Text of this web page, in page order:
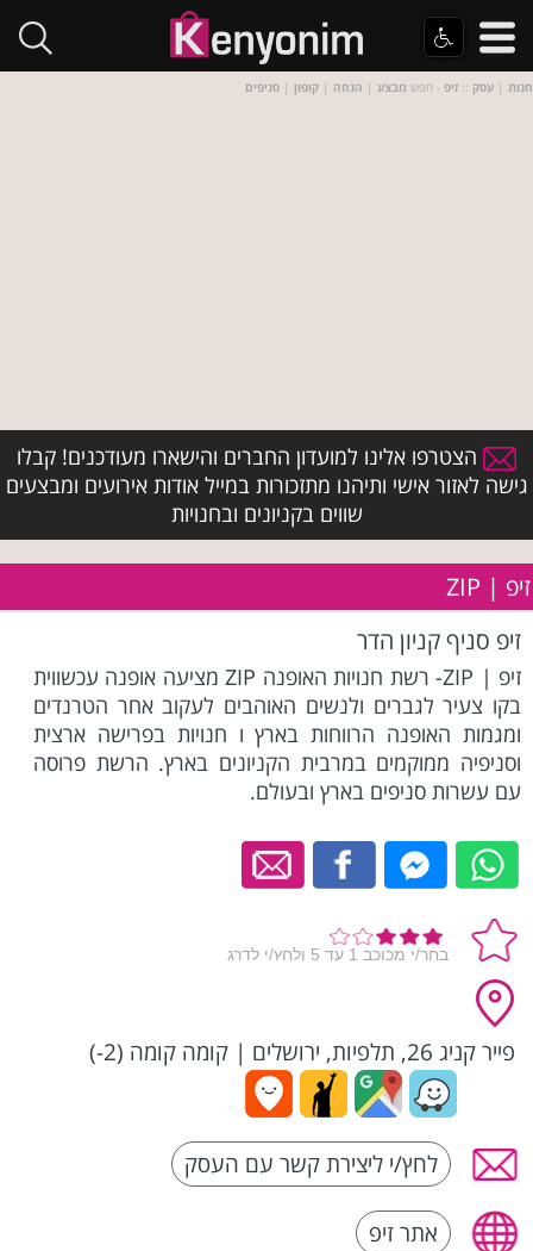
חנות | עסק :: זיפ - חפש מבצע | הנחה | קופון | סניפים
הצטרפו אלינו למועדון החברים והישארו מעודכנים! קבלו
גישה לאזור אישי ותיהנו מתזכורות במייל אודות אירועים ומבצעים
שווים בקניונים ובחנויות
זיפ | ZIP
זיפ סניף קניון הדר
זיפ | ZIP- רשת חנויות האופנה ZIP מציעה אופנה עכשווית
בקו צעיר לגברים ולנשים האוהבים לעקוב אחר הטרנדים
ומגמות האופנה הרווחות בארץ ו חנויות בפרישה ארצית
וסניפיה ממוקמים במרבית הקניונים בארץ. הרשת פרוסה
עם עשרות סניפים בארץ ובעולם.
פייר קניג 26, תלפיות, ירושלים | קומה קומה (2-)
לחץ/י ליצירת קשר עם העסק
אתר זיפ